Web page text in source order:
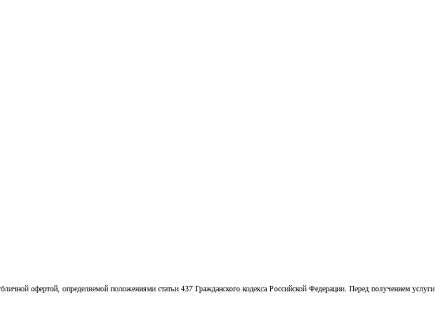
офертой, определяемой положениями статьи 437 Гражданского кодекса Российской Федерации. Перед получением услуги